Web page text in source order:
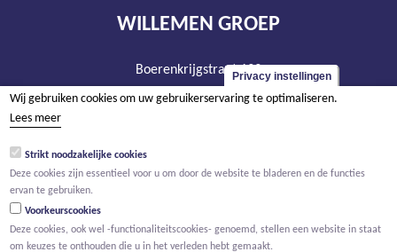
WILLEMEN GROEP
Boerenkrijgstraat 133
BE - 2800 Mechelen
BTW BE 0466.256.432
Privacy instellingen
Wij gebruiken cookies om uw gebruikerservaring te optimaliseren.
Lees meer
Strikt noodzakelijke cookies
Deze cookies zijn essentieel voor u om door de website te bladeren en de functies
ervan te gebruiken.
Voorkeurscookies
Deze cookies, ook wel -functionaliteitscookies- genoemd, stellen een website in staat
om keuzes te onthouden die u in het verleden hebt gemaakt.